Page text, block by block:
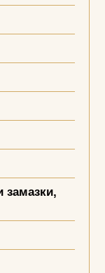
замазки,